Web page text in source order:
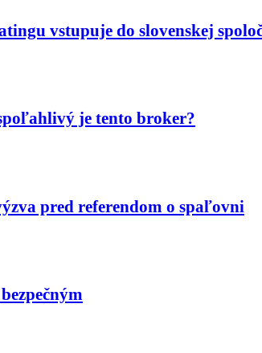
vstupuje do slovenskej
je tento broker?
pred referendom o spaľovni